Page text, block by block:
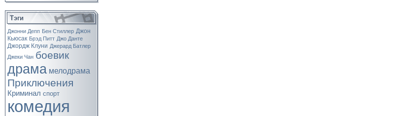
Тэги
Джонни Депп Бен Стиллер Джон
Кьюсак Брэд Питт Джо Данте
Джордж Клуни Джерард Батлер
Джеки Чан боевик
драма мелодрама
Приключения
Криминал спорт
комедия